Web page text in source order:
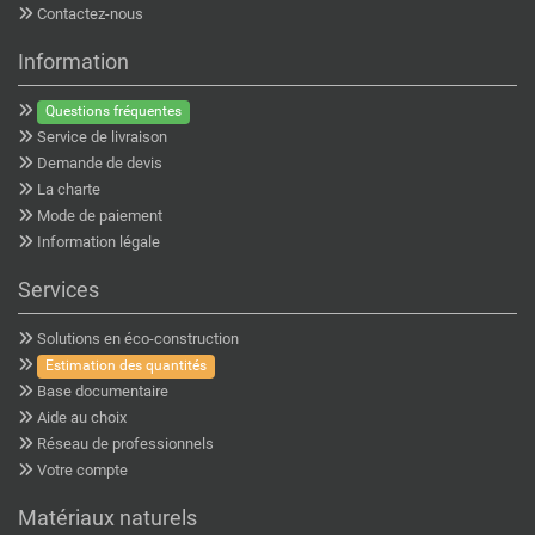
Contactez-nous
Information
Questions fréquentes
Service de livraison
Demande de devis
La charte
Mode de paiement
Information légale
Services
Solutions en éco-construction
Estimation des quantités
Base documentaire
Aide au choix
Réseau de professionnels
Votre compte
Matériaux naturels